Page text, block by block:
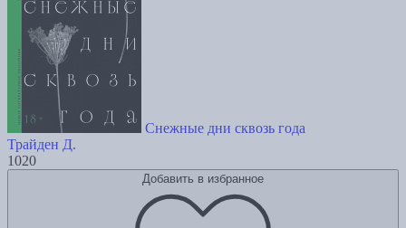
Снежные дни сквозь года
Трайден Д.
1020
Добавить в избранное